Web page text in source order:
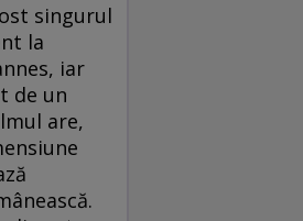
singurul
la
iar
de un
are,